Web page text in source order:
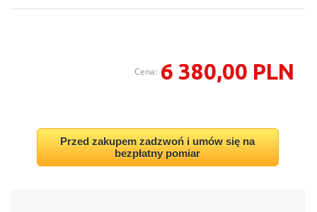
Cena: 6 380,00 PLN
Przed zakupem zadzwoń i umów się na
bezpłatny pomiar